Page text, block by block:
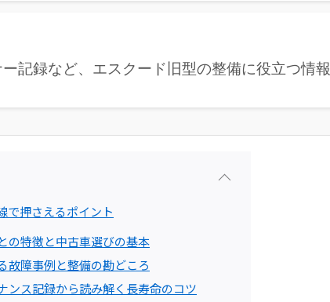
記録など、エスクード旧型の整備に役立つ情報
で押さえるポイント
の特徴と中古車選びの基本
故障事例と整備の勘どころ
ンス記録から読み解く長寿命のコツ